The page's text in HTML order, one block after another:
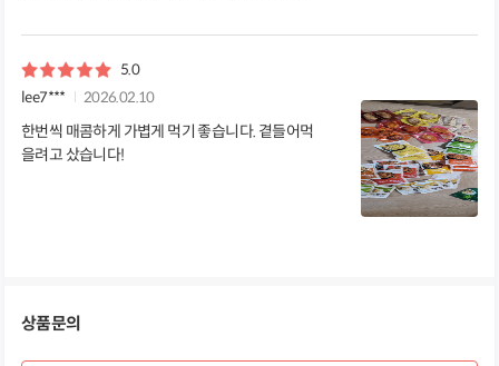
5.0
lee7***
2026.02.10
한번씩 매콤하게 가볍게 먹기 좋습니다. 곁들어먹
을려고 샀습니다!
상품문의